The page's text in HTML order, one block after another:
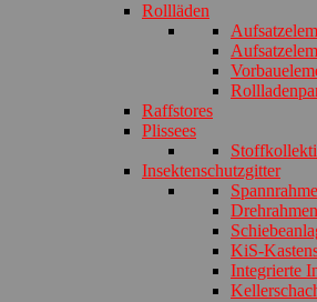
Rollläden
Raffstores
Plissees
Insektenschutzgitter
Drehrahmen
KiS-
Integrierte